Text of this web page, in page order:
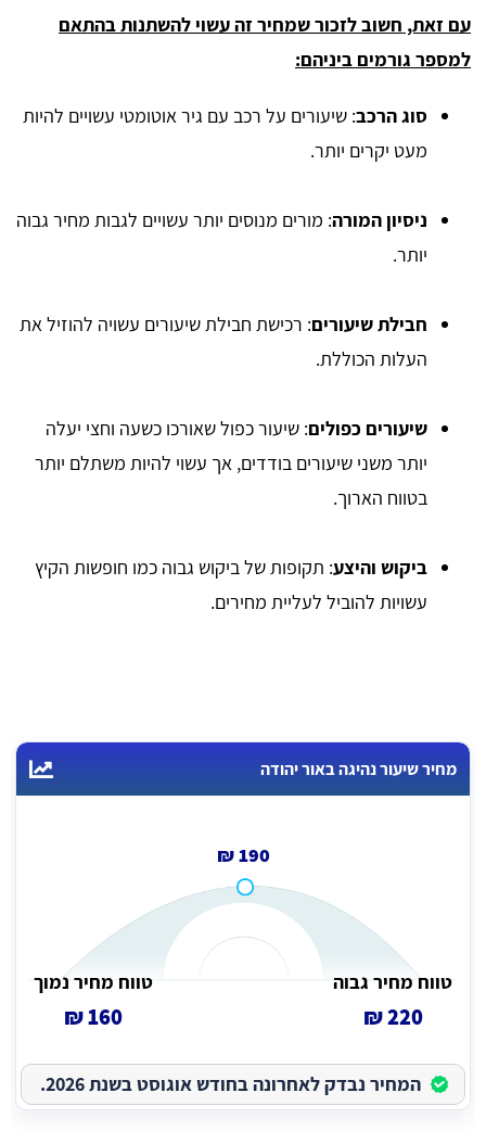
עם זאת, חשוב לזכור שמחיר זה עשוי להשתנות בהתאם
למספר גורמים ביניהם:
סוג הרכב: שיעורים על רכב עם גיר אוטומטי עשויים להיות
מעט יקרים יותר.
ניסיון המורה: מורים מנוסים יותר עשויים לגבות מחיר גבוה
יותר.
חבילת שיעורים: רכישת חבילת שיעורים עשויה להוזיל את
העלות הכוללת.
שיעורים כפולים: שיעור כפול שאורכו כשעה וחצי יעלה
יותר משני שיעורים בודדים, אך עשוי להיות משתלם יותר
בטווח הארוך.
ביקוש והיצע: תקופות של ביקוש גבוה כמו חופשות הקיץ
עשויות להוביל לעליית מחירים.
מחיר שיעור נהיגה באור יהודה
190 ₪
טווח מחיר גבוה
220 ₪
טווח מחיר נמוך
160 ₪
המחיר נבדק לאחרונה בחודש אוגוסט בשנת 2026.